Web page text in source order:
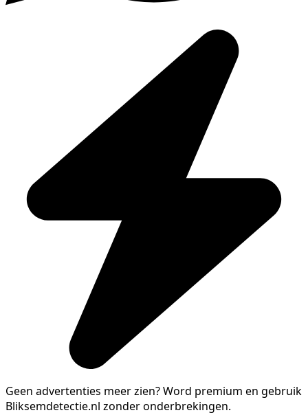
Geen advertenties meer zien?Word premium en gebruik
Bliksemdetectie.nl zonder onderbrekingen.